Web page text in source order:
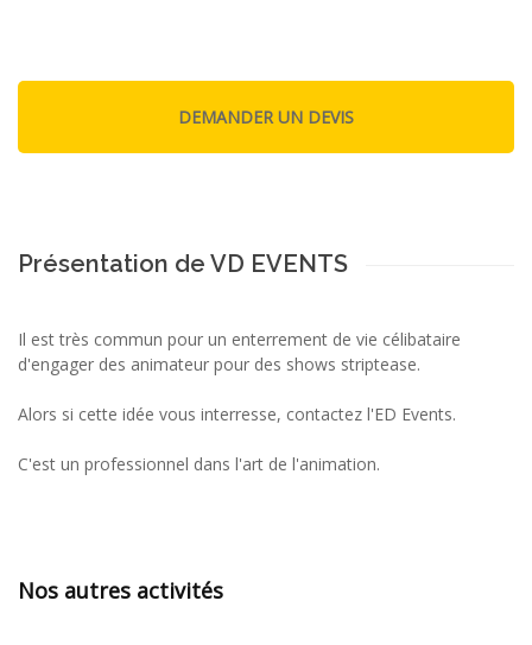
Présentation de VD EVENTS
Il est très commun pour un enterrement de vie célibataire
d'engager des animateur pour des shows striptease.
Alors si cette idée vous interresse, contactez l'ED Events.
C'est un professionnel dans l'art de l'animation.
Nos autres activités